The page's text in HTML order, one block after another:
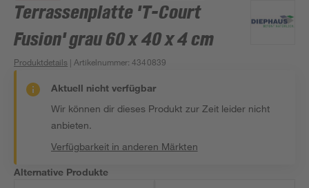
Terrassenplatte 'T-Court
Fusion' grau 60 x 40 x 4 cm
Produktdetails | Artikelnummer:4340839
Aktuell nicht verfügbar
Wir können dir dieses Produkt zur Zeit leider nicht
anbieten.
Verfügbarkeit in anderen Märkten
Alternative Produkte